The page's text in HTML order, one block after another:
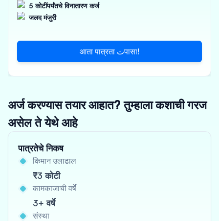
5 कोटींपर्यंतचे विनातारण कर्ज
जलद मंजुरी
आता पात्रता تपासा!
अर्ज करण्यास तयार आहात? तुम्हाला कशाची गरज
असेल ते येथे आहे
पात्रतेचे निकष
किमान उलाढाल
₹3 कोटी
कामकाजाची वर्षे
3+ वर्षे
संस्था